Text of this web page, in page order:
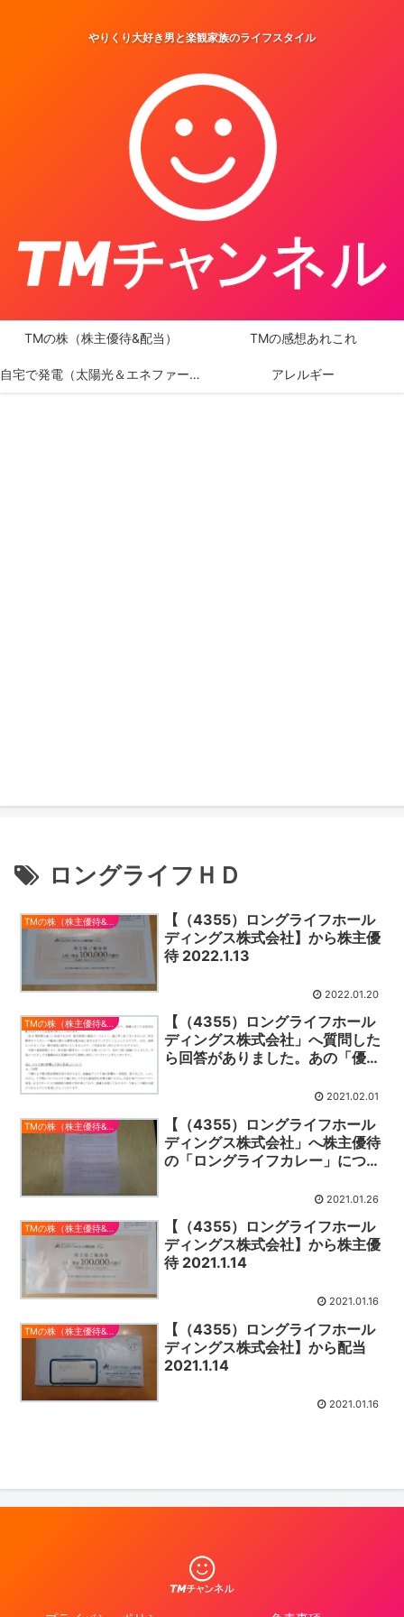
やりくり大好き男と楽観家族のライフスタイル
TMの株（株主優待&配当） TMの感想あれこれ
自宅で発電（太陽光＆エネファーム） アレルギー
ロングライフＨＤ
【（4355）ロングライフホール
ディングス株式会社】から株主優
待 2022.1.13
2022.01.20
【（4355）ロングライフホール
ディングス株式会社」へ質問した
ら回答がありました。あの「優待
2021.02.01
【（4355）ロングライフホール
ディングス株式会社」へ株主優待
の「ロングライフカレー」につい
2021.01.26
【（4355）ロングライフホール
ディングス株式会社】から株主優
待 2021.1.14
2021.01.16
【（4355）ロングライフホール
ディングス株式会社】から配当
2021.1.14
2021.01.16